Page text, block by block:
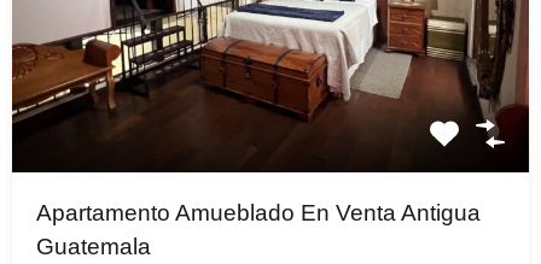
Apartamento Amueblado En Venta Antigua
Guatemala